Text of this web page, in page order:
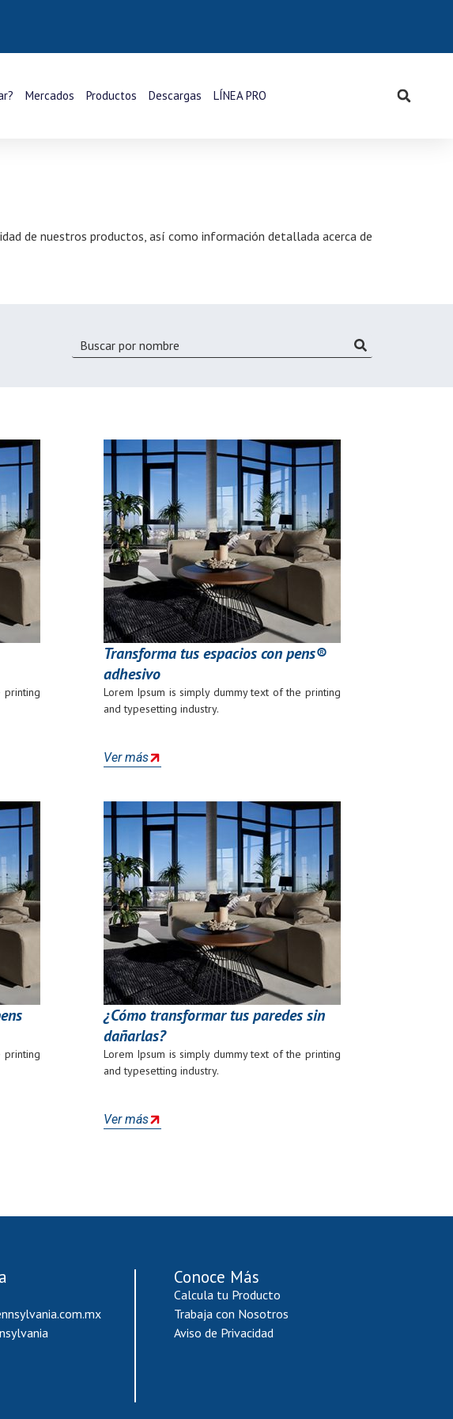
Mercados Productos Descargas LÍNEA PRO
de nuestros productos, así como información detallada acerca de
printing
Transforma tus espacios con pens®
adhesivo
Lorem Ipsum is simply dummy text of the printing
and typesetting industry.
Ver más
printing
¿Cómo transformar tus paredes sin
dañarlas?
Lorem Ipsum is simply dummy text of the printing
and typesetting industry.
Ver más
Conoce Más
Calcula tu Producto
Trabaja con Nosotros
Aviso de Privacidad